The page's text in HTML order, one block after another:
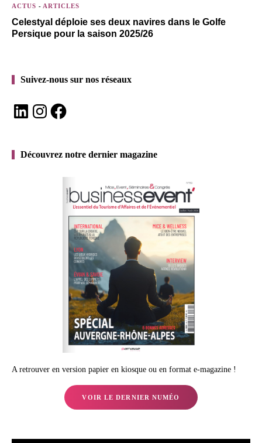
ACTUS - ARTICLES
Celestyal déploie ses deux navires dans le Golfe
Persique pour la saison 2025/26
Suivez-nous sur nos réseaux
LinkedInInstagramFacebook
Découvrez notre dernier magazine
A retrouver en version papier en kiosque ou en format e-magazine !
VOIR LE DERNIER NUMÉO